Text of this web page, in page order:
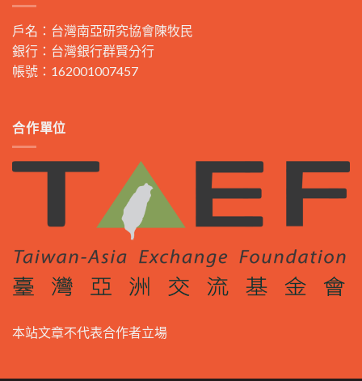
戶名：台灣南亞研究協會陳牧民
銀行：台灣銀行群賢分行
帳號：162001007457
合作單位
本站文章不代表合作者立場